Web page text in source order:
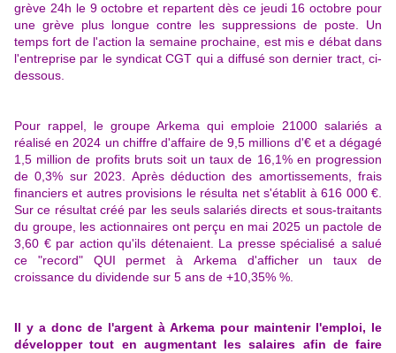
grève 24h le 9 octobre et repartent dès ce jeudi 16 octobre pour
une grève plus longue contre les suppressions de poste. Un
temps fort de l'action la semaine prochaine, est mis e débat dans
l'entreprise par le syndicat CGT qui a diffusé son dernier tract, ci-
dessous.
Pour rappel, le groupe Arkema qui emploie 21000 salariés a
réalisé en 2024 un chiffre d'affaire de 9,5 millions d'€ et a dégagé
1,5 million de profits bruts soit un taux de 16,1% en progression
de 0,3% sur 2023. Après déduction des amortissements, frais
financiers et autres provisions le résulta net s'établit à 616 000 €.
Sur ce résultat créé par les seuls salariés directs et sous-traitants
du groupe, les actionnaires ont perçu en mai 2025 un pactole de
3,60 € par action qu'ils détenaient. La presse spécialisé a salué
ce "record" QUI permet à Arkema d'afficher un taux de
croissance du dividende sur 5 ans de +10,35% %.
Il y a donc de l'argent à Arkema pour maintenir l'emploi, le
développer tout en augmentant les salaires afin de faire